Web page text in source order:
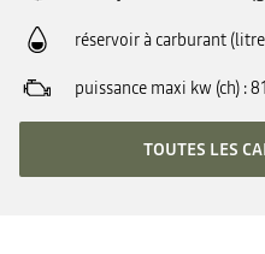
réservoir à carburant
puissance maxi kw (ch)
TOUTES LES